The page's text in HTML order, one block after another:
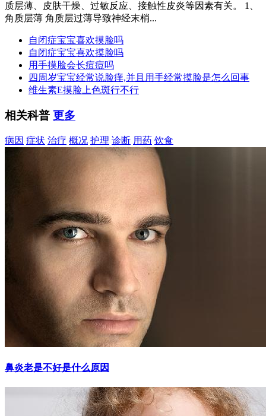
质层薄、皮肤干燥、过敏反应、接触性皮炎等因素有关。 1、
角质层薄 角质层过薄导致神经末梢...
自闭症宝宝喜欢摸脸吗
自闭症宝宝喜欢摸脸吗
用手摸脸会长痘痘吗
四周岁宝宝经常说脸痒,并且用手经常摸脸是怎么回事
维生素E摸脸上色斑行不行
相关科普 更多
病因 症状 治疗 概况 护理 诊断 用药 饮食
鼻炎老是不好是什么原因